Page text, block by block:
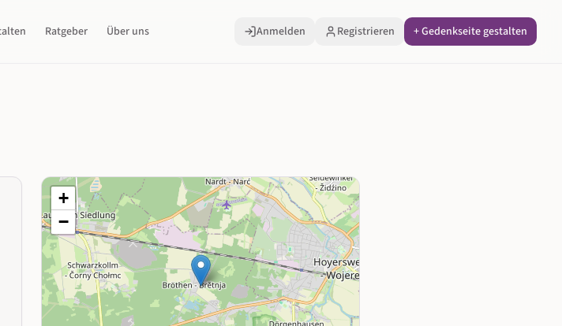
Ratgeber Über uns Anmelden Registrieren + Gedenkseite gestalten
+
−